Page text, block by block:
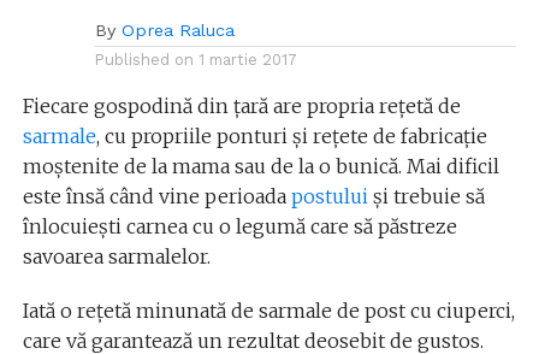
By Oprea Raluca
Published on 1 martie 2017
Fiecare gospodină din țară are propria rețetă de
sarmale, cu propriile ponturi și rețete de fabricație
moștenite de la mama sau de la o bunică. Mai dificil
este însă când vine perioada postului și trebuie să
înlocuiești carnea cu o legumă care să păstreze
savoarea sarmalelor.
Iată o rețetă minunată de sarmale de post cu ciuperci,
care vă garantează un rezultat deosebit de gustos.